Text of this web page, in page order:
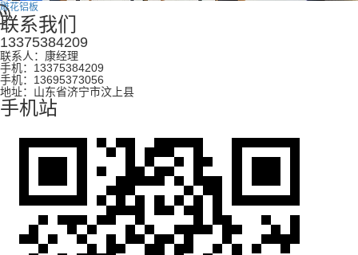
雕花铝板
联系我们
13375384209
联系人：康经理
手机：13375384209
手机：13695373056
地址：山东省济宁市汶上县
手机站